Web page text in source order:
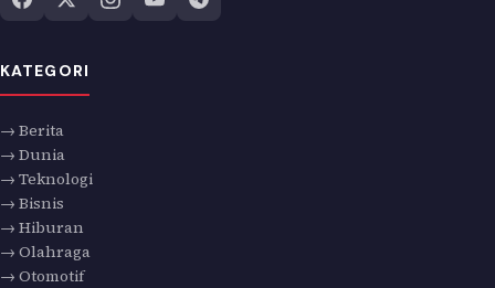
KATEGORI
→ Berita
→ Dunia
→ Teknologi
→ Bisnis
→ Hiburan
→ Olahraga
→ Otomotif